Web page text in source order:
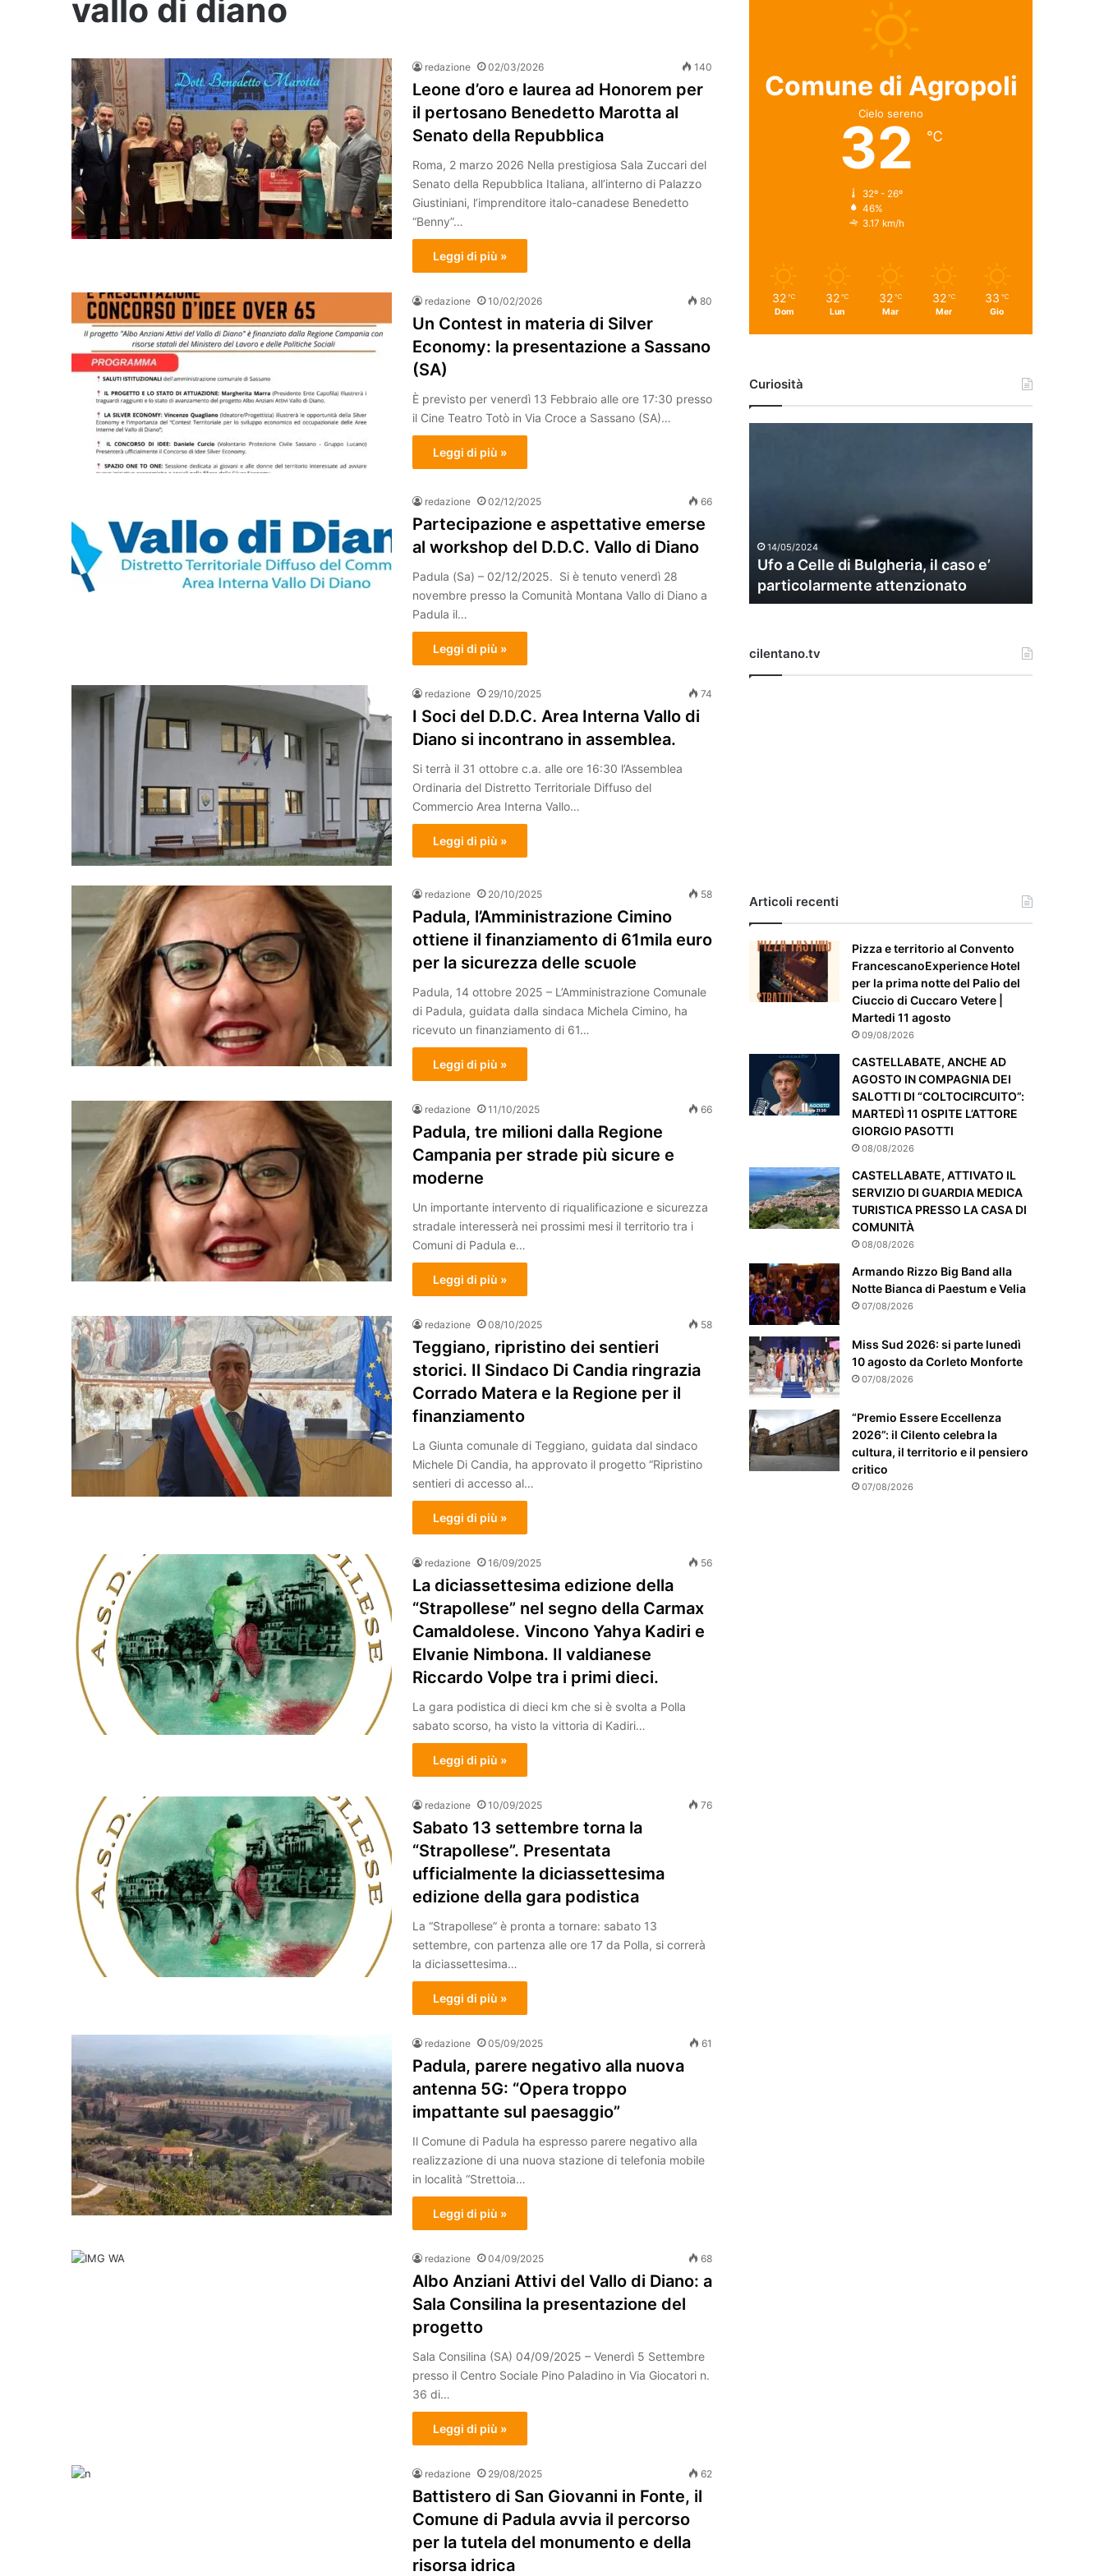
vallo di diano
redazione 02/03/2026 140
Leone d’oro e laurea ad Honorem per
il pertosano Benedetto Marotta al
Senato della Repubblica
Roma, 2 marzo 2026 Nella prestigiosa Sala Zuccari del
Senato della Repubblica Italiana, all’interno di Palazzo
Giustiniani, l’imprenditore italo-canadese Benedetto
“Benny”…
Leggi di più »
redazione 10/02/2026 80
Un Contest in materia di Silver
Economy: la presentazione a Sassano
(SA)
È previsto per venerdì 13 Febbraio alle ore 17:30 presso
il Cine Teatro Totò in Via Croce a Sassano (SA)…
Leggi di più »
redazione 02/12/2025 66
Partecipazione e aspettative emerse
al workshop del D.D.C. Vallo di Diano
Padula (Sa) – 02/12/2025. Si è tenuto venerdì 28
novembre presso la Comunità Montana Vallo di Diano a
Padula il…
Leggi di più »
redazione 29/10/2025 74
I Soci del D.D.C. Area Interna Vallo di
Diano si incontrano in assemblea.
Si terrà il 31 ottobre c.a. alle ore 16:30 l’Assemblea
Ordinaria del Distretto Territoriale Diffuso del
Commercio Area Interna Vallo…
Leggi di più »
redazione 20/10/2025 58
Padula, l’Amministrazione Cimino
ottiene il finanziamento di 61mila euro
per la sicurezza delle scuole
Padula, 14 ottobre 2025 – L’Amministrazione Comunale
di Padula, guidata dalla sindaca Michela Cimino, ha
ricevuto un finanziamento di 61…
Leggi di più »
redazione 11/10/2025 66
Padula, tre milioni dalla Regione
Campania per strade più sicure e
moderne
Un importante intervento di riqualificazione e sicurezza
stradale interesserà nei prossimi mesi il territorio tra i
Comuni di Padula e…
Leggi di più »
redazione 08/10/2025 58
Teggiano, ripristino dei sentieri
storici. Il Sindaco Di Candia ringrazia
Corrado Matera e la Regione per il
finanziamento
La Giunta comunale di Teggiano, guidata dal sindaco
Michele Di Candia, ha approvato il progetto “Ripristino
sentieri di accesso al…
Leggi di più »
redazione 16/09/2025 56
La diciassettesima edizione della
“Strapollese” nel segno della Carmax
Camaldolese. Vincono Yahya Kadiri e
Elvanie Nimbona. Il valdianese
Riccardo Volpe tra i primi dieci.
La gara podistica di dieci km che si è svolta a Polla
sabato scorso, ha visto la vittoria di Kadiri…
Leggi di più »
redazione 10/09/2025 76
Sabato 13 settembre torna la
“Strapollese”. Presentata
ufficialmente la diciassettesima
edizione della gara podistica
La “Strapollese” è pronta a tornare: sabato 13
settembre, con partenza alle ore 17 da Polla, si correrà
la diciassettesima…
Leggi di più »
redazione 05/09/2025 61
Padula, parere negativo alla nuova
antenna 5G: “Opera troppo
impattante sul paesaggio”
Il Comune di Padula ha espresso parere negativo alla
realizzazione di una nuova stazione di telefonia mobile
in località “Strettoia…
Leggi di più »
redazione 04/09/2025 68
Albo Anziani Attivi del Vallo di Diano: a
Sala Consilina la presentazione del
progetto
Sala Consilina (SA) 04/09/2025 – Venerdì 5 Settembre
presso il Centro Sociale Pino Paladino in Via Giocatori n.
36 di…
Leggi di più »
redazione 29/08/2025 62
Battistero di San Giovanni in Fonte, il
Comune di Padula avvia il percorso
per la tutela del monumento e della
risorsa idrica
Comune di Agropoli
Cielo sereno
32 ℃
32º - 26º
46%
3.17 km/h
32 ℃
Dom
32 ℃
Lun
32 ℃
Mar
32 ℃
Mer
33 ℃
Gio
Curiosità
i
l
g
e
l
m
e
t
t
z
i
o
n
a
t
o
14/05/2024
Ufo a Celle di Bulgheria, il caso e’
particolarmente attenzionato
cilentano.tv
Articoli recenti
Pizza e territorio al Convento
FrancescanoExperience Hotel
per la prima notte del Palio del
Ciuccio di Cuccaro Vetere |
Martedi 11 agosto
09/08/2026
CASTELLABATE, ANCHE AD
AGOSTO IN COMPAGNIA DEI
SALOTTI DI “COLTOCIRCUITO”:
MARTEDÌ 11 OSPITE L’ATTORE
GIORGIO PASOTTI
08/08/2026
CASTELLABATE, ATTIVATO IL
SERVIZIO DI GUARDIA MEDICA
TURISTICA PRESSO LA CASA DI
COMUNITÀ
08/08/2026
Armando Rizzo Big Band alla
Notte Bianca di Paestum e Velia
07/08/2026
Miss Sud 2026: si parte lunedì
10 agosto da Corleto Monforte
07/08/2026
“Premio Essere Eccellenza
2026”: il Cilento celebra la
cultura, il territorio e il pensiero
critico
07/08/2026